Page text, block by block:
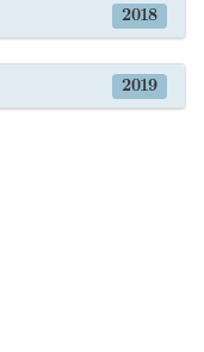
2018
2019